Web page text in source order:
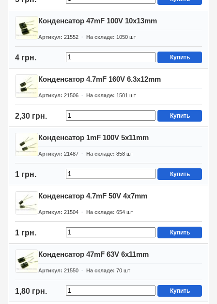
Конденсатор 47mF 100V 10x13mm
Артикул 21552 На складе 1050 шт
4 грн. Купить
Конденсатор 4.7mF 160V 6.3x12mm
Артикул 21506 На складе 1501 шт
2,30 грн. Купить
Конденсатор 1mF 100V 5x11mm
Артикул 21487 На складе 858 шт
1 грн. Купить
Конденсатор 4.7mF 50V 4x7mm
Артикул 21504 На складе 654 шт
1 грн. Купить
Конденсатор 47mF 63V 6x11mm
Артикул 21550 На складе 70 шт
1,80 грн. Купить